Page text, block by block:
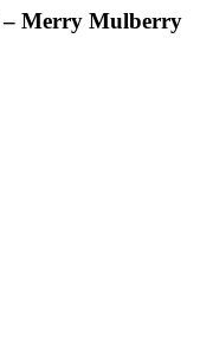
– Merry Mulberry